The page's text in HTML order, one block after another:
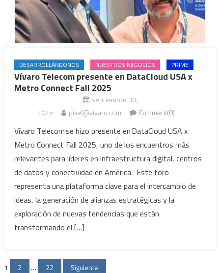
DESARROLLÁNDONOS NUESTROS NEGOCIOS PRIME
Vívaro Telecom presente en DataCloud USA x
Metro Connect Fall 2025
septiembre 30,
2025
pixel@vivaro.com Comment(0)
Vívaro Telecom se hizo presente en DataCloud USA x
Metro Connect Fall 2025, uno de los encuentros más
relevantes para líderes en infraestructura digital, centros
de datos y conectividad en América. Este foro
representa una plataforma clave para el intercambio de
ideas, la generación de alianzas estratégicas y la
exploración de nuevas tendencias que están
transformando el […]
Paginación
1 2 … 22 Siguiente